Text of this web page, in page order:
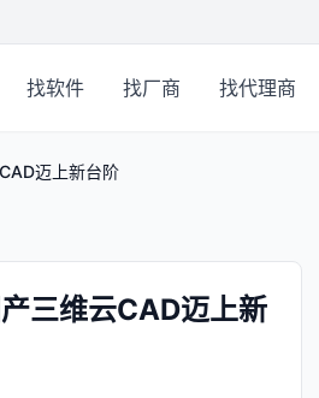
找软件 找厂商 找代理商
迈上新台阶
三维云CAD迈上新